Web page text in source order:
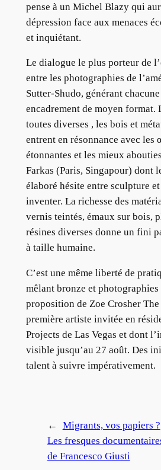
pense à un Michel Blazy qui
dépression face aux menaces
et inquiétant.
Le dialogue le plus porteur de
entre les photographies de
Sutter-Shudo, générant
encadrement de moyen format.
toutes diverses , les bois et
entrent en résonnance avec les
étonnantes et les mieux
Farkas (Paris, Singapour) dont
élaboré hésite entre sculpture
inventer. La richesse des
vernis teintés, émaux sur bois,
résines diverses donne un fini
à taille humaine.
C’est une même liberté de
mêlant bronze et
proposition de Zoe Crosher
première artiste invitée en
Projects de Las Vegas et dont
visible jusqu’au 27 août. Des
talent à suivre impérativement.
←
Migrants, vos papiers ?
Les fresques
de Francesco Giusti